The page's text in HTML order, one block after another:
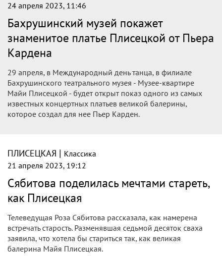
24 апреля 2023, 11:46
Бахрушинский музей покажет
знаменитое платье Плисецкой от Пьера
Кардена
29 апреля, в Международный день танца, в филиале
Бахрушинского театрального музея - Музее-квартире
Майи Плисецкой - будет открыт показ одного из самых
известных концертных платьев великой балерины,
которое создал для нее Пьер Карден.
ПЛИСЕЦКАЯ | Классика
21 апреля 2023, 19:12
Сябитова поделилась мечтами стареть,
как Плисецкая
Телеведущая Роза Сябитова рассказала, как намерена
встречать старость. Разменявшая седьмой десяток сваха
заявила, что хотела бы стариться так, как великая
балерина Майя Плисецкая.